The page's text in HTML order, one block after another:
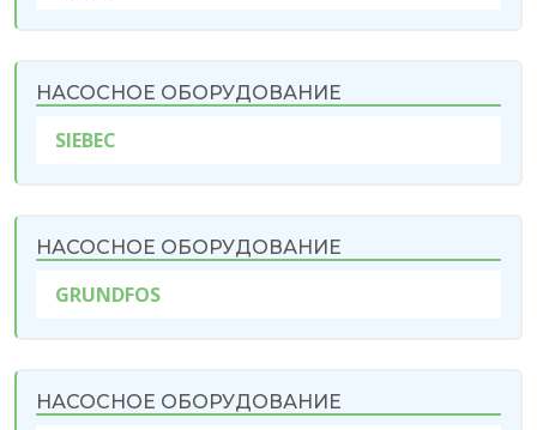
НАСОСНОЕ ОБОРУДОВАНИЕ
SIEBEC
НАСОСНОЕ ОБОРУДОВАНИЕ
GRUNDFOS
НАСОСНОЕ ОБОРУДОВАНИЕ